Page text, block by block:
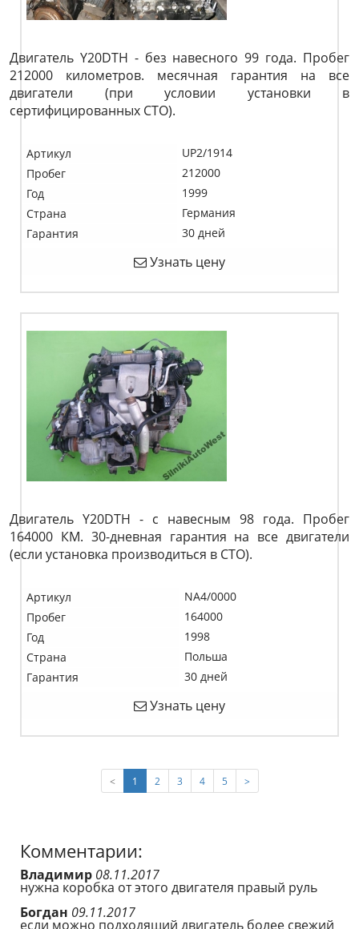
Двигатель Y20DTH - без навесного 99 года. Пробег
212000 километров. месячная гарантия на все
двигатели (при условии установки в
сертифицированных СТО).
Артикул
UP2/1914
Пробег
212000
Год
1999
Страна
Германия
Гарантия
30 дней
Узнать цену
Двигатель Y20DTH - с навесным 98 года. Пробег
164000 КМ. 30-дневная гарантия на все двигатели
(если установка производиться в СТО).
Артикул
NA4/0000
Пробег
164000
Год
1998
Страна
Польша
Гарантия
30 дней
Узнать цену
< 1 (current)
2 3 4 5 >
Комментарии:
Владимир 08.11.2017
нужна коробка от этого двигателя правый руль
Богдан 09.11.2017
если можно подходящий двигатель более свежий